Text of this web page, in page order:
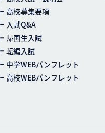
高校募集要項
入試Q&A
帰国生入試
転編入試
中学WEBパンフレット
高校WEBパンフレット